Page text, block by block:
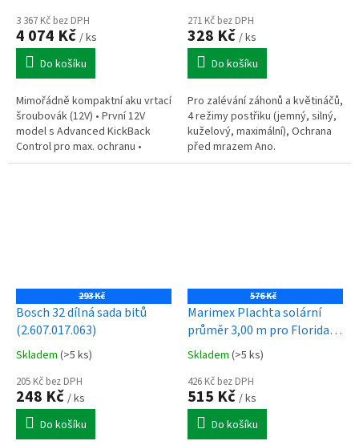
3 367 Kč bez DPH
4 074 Kč / ks
Do košíku
Mimořádně kompaktní aku vrtací
šroubovák (12V) • První 12V
model s Advanced KickBack
Control pro max. ochranu •
Tvrdý krouticí moment 32 Nm •
271 Kč bez DPH
328 Kč / ks
Do košíku
Pro zalévání záhonů a květináčů,
4 režimy postřiku (jemný, silný,
kuželový, maximální), Ochrana
před mrazem Ano.
293 Kč
Bosch 32 dílná sada bitů
(2.607.017.063)
Skladem (>5 ks)
205 Kč bez DPH
248 Kč / ks
Do košíku
576 Kč
Marimex Plachta solární
průměr 3,00 m pro Florida
3,05m, Tampa 3,66 m
modrostříbrná (10400336)
Skladem (>5 ks)
426 Kč bez DPH
515 Kč / ks
Do košíku